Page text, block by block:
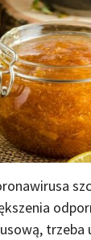
trzeba